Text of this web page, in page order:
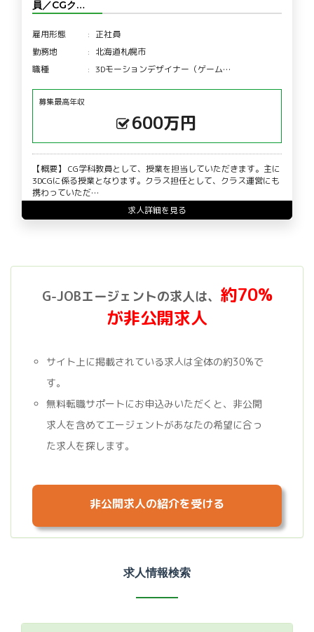
員／CGク…
雇用形態
正社員
勤務地
北海道札幌市
職種
3Dモーションデザイナー（ゲーム…
募集最高年収
600万円
【概要】 CG学科教員として、授業を担当していただきます。主に
3DCGに係る授業となります。クラス担任として、クラス運営にも
携わっていただ…
求人詳細を見る
G-JOBエージェントの求人は、 約70%
が非公開求人
サイト上に掲載されている求人は全体の約30%で
す。
無料転職サポートにお申込みいただくと、非公開
求人を含めてエージェントがあなたの希望に合っ
た求人を探します。
非公開求人の紹介を受ける
求人情報検索